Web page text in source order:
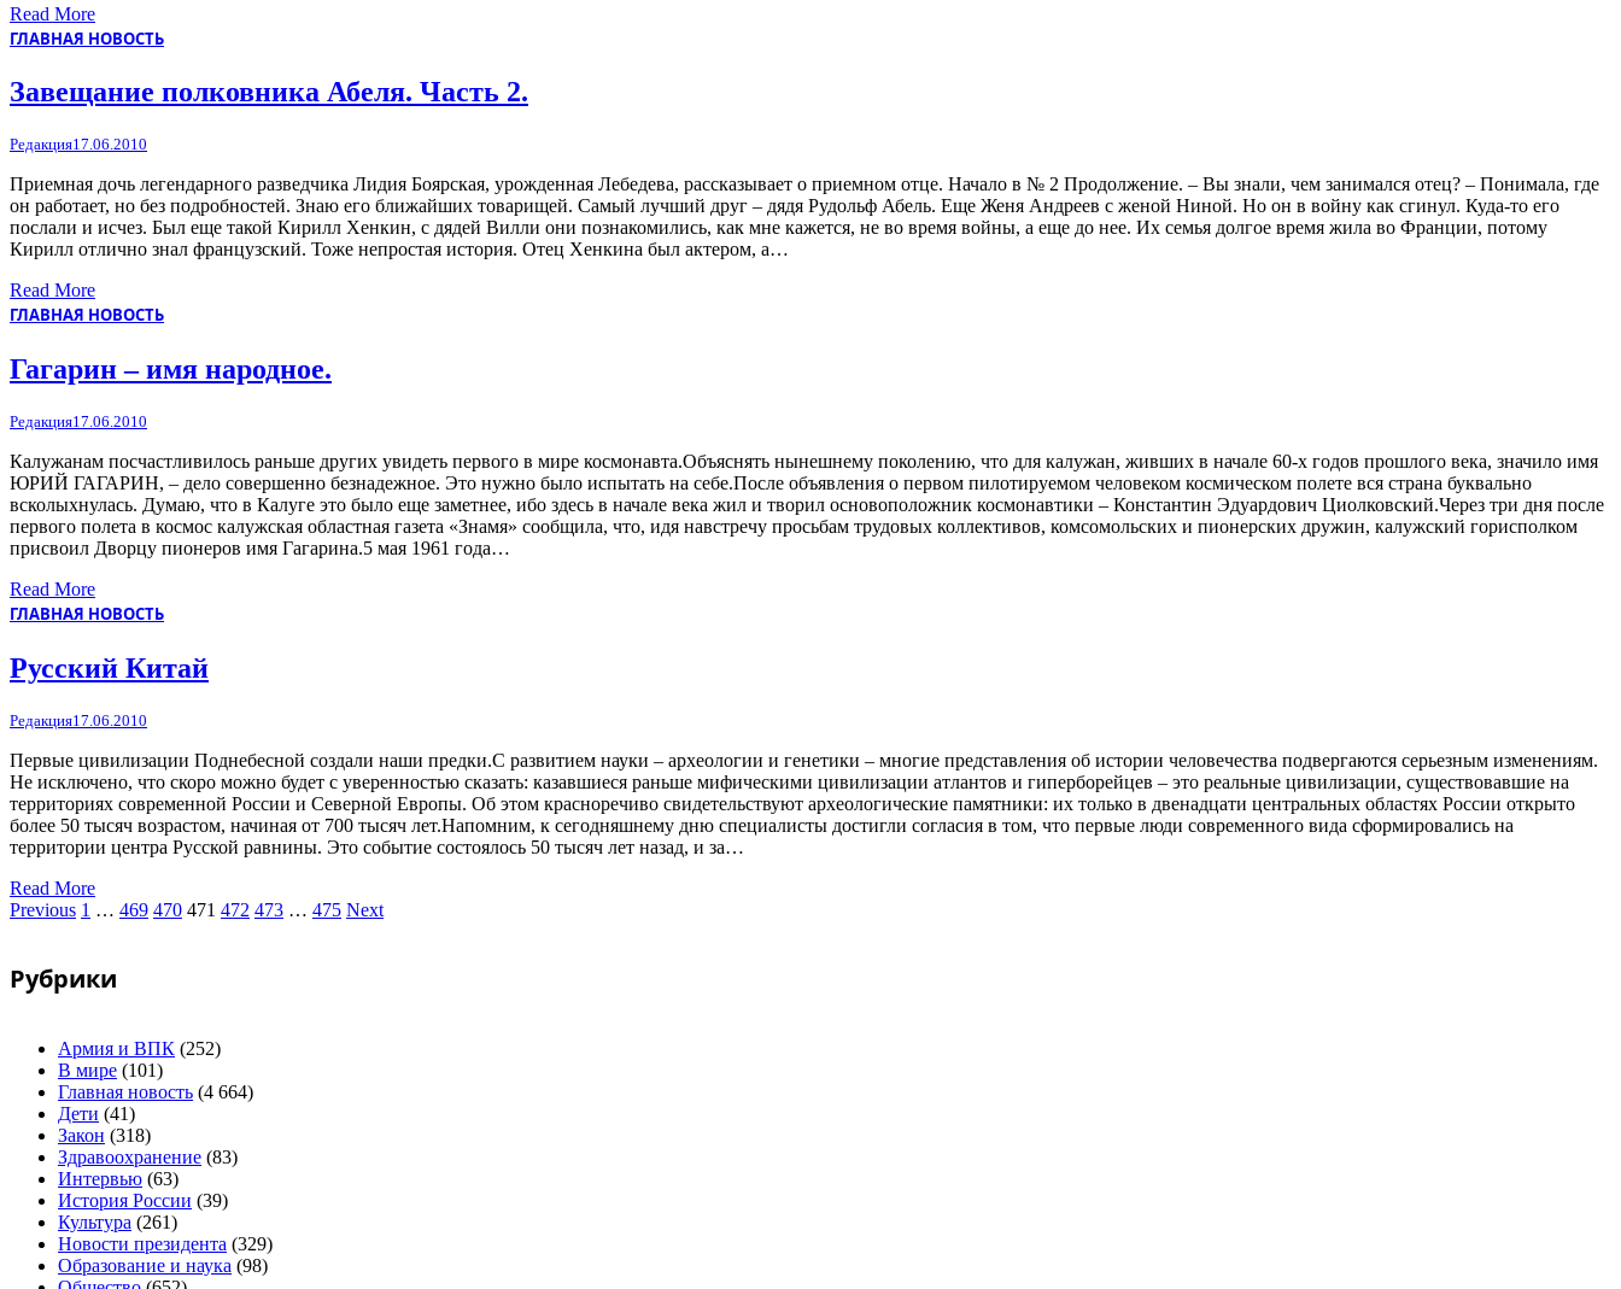
Read More
ГЛАВНАЯ НОВОСТЬ
Завещание полковника Абеля. Часть 2.
Редакция17.06.2010
Приемная дочь легендарного разведчика Лидия Боярская, урожденная Лебедева, рассказывает о приемном отце. Начало в № 2 Продолжение. – Вы знали, чем занимался отец? – Понимала, где
он работает, но без подробностей. Знаю его ближайших товарищей. Самый лучший друг – дядя Рудольф Абель. Еще Женя Андреев с женой Ниной. Но он в войну как сгинул. Куда-то его
послали и исчез. Был еще такой Кирилл Хенкин, с дядей Вилли они познакомились, как мне кажется, не во время войны, а еще до нее. Их семья долгое время жила во Франции, потому
Кирилл отлично знал французский. Тоже непростая история. Отец Хенкина был актером, а…
Read More
ГЛАВНАЯ НОВОСТЬ
Гагарин – имя народное.
Редакция17.06.2010
Калужанам посчастливилось раньше других увидеть первого в мире космонавта.Объяснять нынешнему поколению, что для калужан, живших в начале 60-х годов прошлого века, значило имя
ЮРИЙ ГАГАРИН, – дело совершенно безнадежное. Это нужно было испытать на себе.После объявления о первом пилотируемом человеком космическом полете вся страна буквально
всколыхнулась. Думаю, что в Калуге это было еще заметнее, ибо здесь в начале века жил и творил основоположник космонавтики – Константин Эдуардович Циолковский.Через три дня после
первого полета в космос калужская областная газета «Знамя» сообщила, что, идя навстречу просьбам трудовых коллективов, комсомольских и пионерских дружин, калужский горисполком
присвоил Дворцу пионеров имя Гагарина.5 мая 1961 года…
Read More
ГЛАВНАЯ НОВОСТЬ
Русский Китай
Редакция17.06.2010
Первые цивилизации Поднебесной создали наши предки.С развитием науки – археологии и генетики – многие представления об истории человечества подвергаются серьезным изменениям.
Не исключено, что скоро можно будет с уверенностью сказать: казавшиеся раньше мифическими цивилизации атлантов и гиперборейцев – это реальные цивилизации, существовавшие на
территориях современной России и Северной Европы. Об этом красноречиво свидетельствуют археологические памятники: их только в двенадцати центральных областях России открыто
более 50 тысяч возрастом, начиная от 700 тысяч лет.Напомним, к сегодняшнему дню специалисты достигли согласия в том, что первые люди современного вида сформировались на
территории центра Русской равнины. Это событие состоялось 50 тысяч лет назад, и за…
Read More
Previous 1 … 469 470 471 472 473 … 475 Next
Рубрики
Армия и ВПК (252)
В мире (101)
Главная новость (4 664)
Дети (41)
Закон (318)
Здравоохранение (83)
Интервью (63)
История России (39)
Культура (261)
Новости президента (329)
Образование и наука (98)